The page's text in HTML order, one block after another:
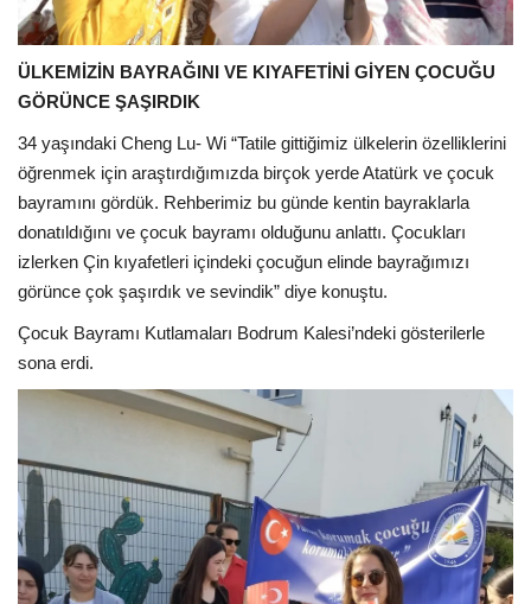
ÜLKEMİZİN BAYRAĞINI VE KIYAFETİNİ GİYEN ÇOCUĞU
GÖRÜNCE ŞAŞIRDIK
34 yaşındaki Cheng Lu- Wi “Tatile gittiğimiz ülkelerin özelliklerini
öğrenmek için araştırdığımızda birçok yerde Atatürk ve çocuk
bayramını gördük. Rehberimiz bu günde kentin bayraklarla
donatıldığını ve çocuk bayramı olduğunu anlattı. Çocukları
izlerken Çin kıyafetleri içindeki çocuğun elinde bayrağımızı
görünce çok şaşırdık ve sevindik” diye konuştu.
Çocuk Bayramı Kutlamaları Bodrum Kalesi’ndeki gösterilerle
sona erdi.